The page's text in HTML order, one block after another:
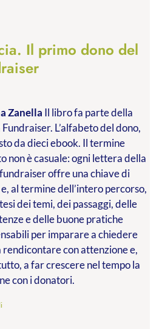
Il primo dono del
Zanella Il libro fa parte della
L’alfabeto del dono,
da dieci ebook. Il termine
non è casuale: ogni lettera della
offre una chiave di
al termine dell’intero percorso,
dei temi, dei passaggi, delle
e delle buone pratiche
per imparare a chiedere
rendicontare con attenzione e,
a far crescere nel tempo la
con i donatori.